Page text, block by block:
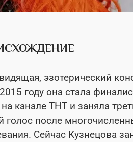
эзотерический
году она стала
канале ТНТ и заняла
голос после
Сейчас Кузнецова